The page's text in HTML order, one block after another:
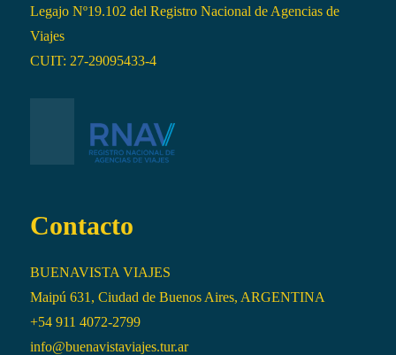
Legajo Nº19.102 del Registro Nacional de Agencias de
Viajes
CUIT: 27-29095433-4
Contacto
BUENAVISTA VIAJES
Maipú 631, Ciudad de Buenos Aires, ARGENTINA
+54 911 4072-2799
info@buenavistaviajes.tur.ar